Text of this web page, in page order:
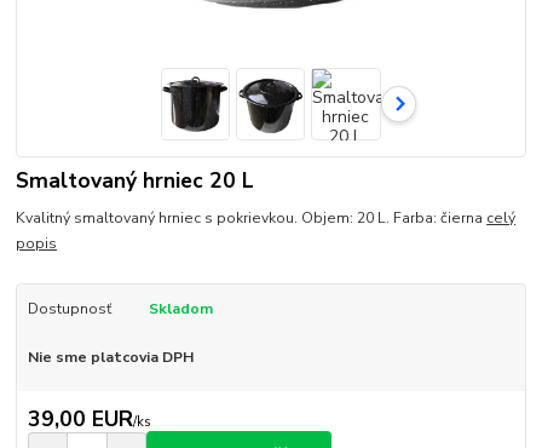
Smaltovaný hrniec 20 L
Kvalitný smaltovaný hrniec s pokrievkou. Objem: 20 L. Farba: čierna celý
popis
Dostupnosť Skladom
Nie sme platcovia DPH
39,00 EUR/ks